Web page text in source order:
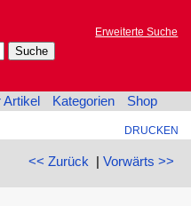
Erweiterte Suche
Artikel Kategorien Shop
DRUCKEN
<< Zurück | Vorwärts >>